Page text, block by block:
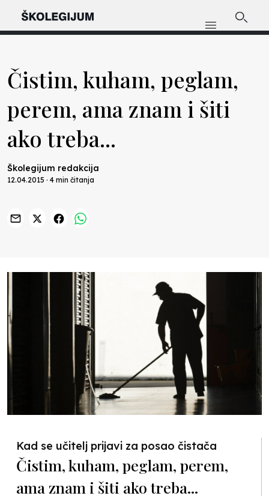
Čistim, kuham, peglam,
perem, ama znam i šiti
ako treba...
Školegijum redakcija
12.04.2015 · 4 min čitanja
Kad se učitelj prijavi za posao čistača
Čistim, kuham, peglam, perem,
ama znam i šiti ako treba...